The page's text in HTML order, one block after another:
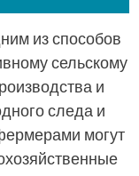
из способов
сельскому
и
следа и
могут